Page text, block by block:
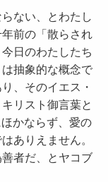
ない、とわたし
前の「散らされ
日のわたしたち
抽象的な概念で
、そのイエス・
リスト御言葉と
かならず、愛の
ありえません。
者だ、とヤコブ